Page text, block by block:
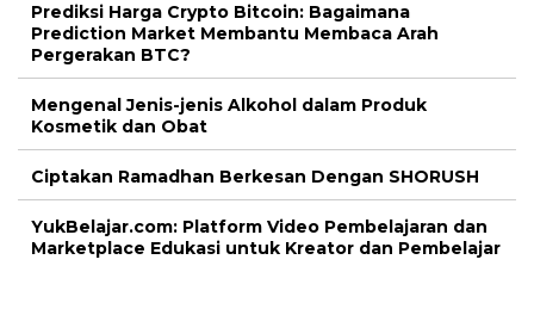
Prediksi Harga Crypto Bitcoin: Bagaimana
Prediction Market Membantu Membaca Arah
Pergerakan BTC?
Mengenal Jenis-jenis Alkohol dalam Produk
Kosmetik dan Obat
Ciptakan Ramadhan Berkesan Dengan SHORUSH
YukBelajar.com: Platform Video Pembelajaran dan
Marketplace Edukasi untuk Kreator dan Pembelajar